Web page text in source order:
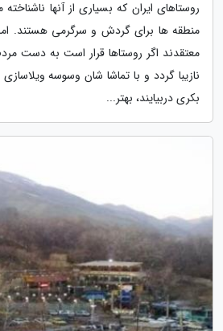
روستاهای ایران که بسیاری از آنها ناشناخته
منطقه ها برای گردش و سرگرمی هستند.
معتقدند اگر روستاها قرار است به دست
نازیبا گردد و با تماشا شان وسوسه
بکری دربیایند، بهتر...